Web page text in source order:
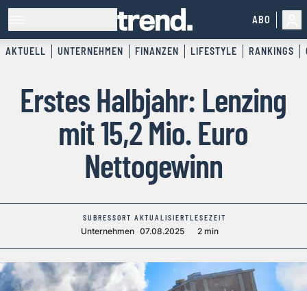
ABO
AKTUELL UNTERNEHMEN FINANZEN LIFESTYLE RANKINGS
Erstes Halbjahr: Lenzing
mit 15,2 Mio. Euro
Nettogewinn
SUBRESSORT
Unternehmen
AKTUALISIERT
07.08.2025
LESEZEIT
2 min